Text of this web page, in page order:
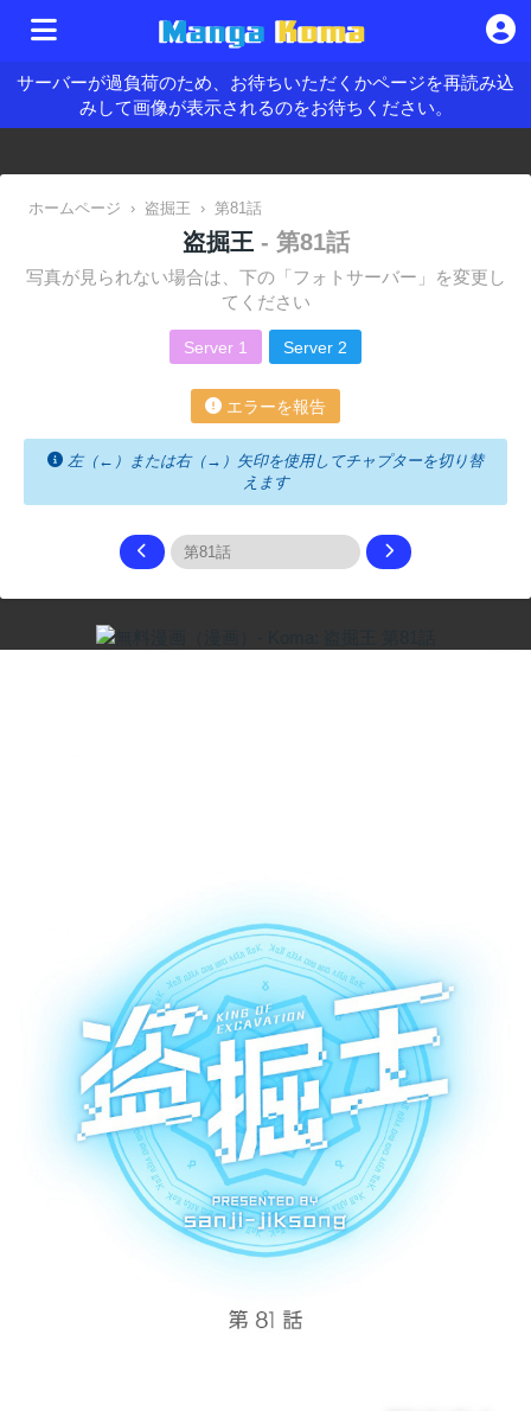
サーバーが過負荷のため、お待ちいただくかページを再読み込
みして画像が表示されるのをお待ちください。
ホームページ › 盗掘王 › 第81話
盗掘王 - 第81話
写真が見られない場合は、下の「フォトサーバー」を変更し
てください
Server 1 Server 2
エラーを報告
左（←）または右（→）矢印を使用してチャプターを切り替
えます